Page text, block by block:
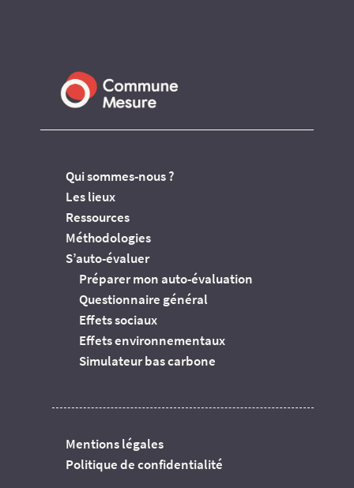
Qui sommes-nous ?
Les lieux
Ressources
Méthodologies
S’auto-évaluer
Préparer mon auto-évaluation
Questionnaire général
Effets sociaux
Effets environnementaux
Simulateur bas carbone
Mentions légales
Politique de confidentialité